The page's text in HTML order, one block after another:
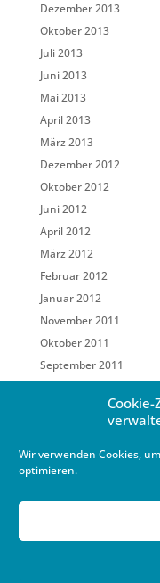
Wir verwenden Cookies,
optimieren.
Dezember 2013
Oktober 2013
Juli 2013
Juni 2013
Mai 2013
April 2013
März 2013
Dezember 2012
Oktober 2012
Juni 2012
April 2012
März 2012
Februar 2012
Januar 2012
November 2011
Oktober 2011
September 2011
Januar 2011
Dezember 2010
Oktober 2010
August 2010